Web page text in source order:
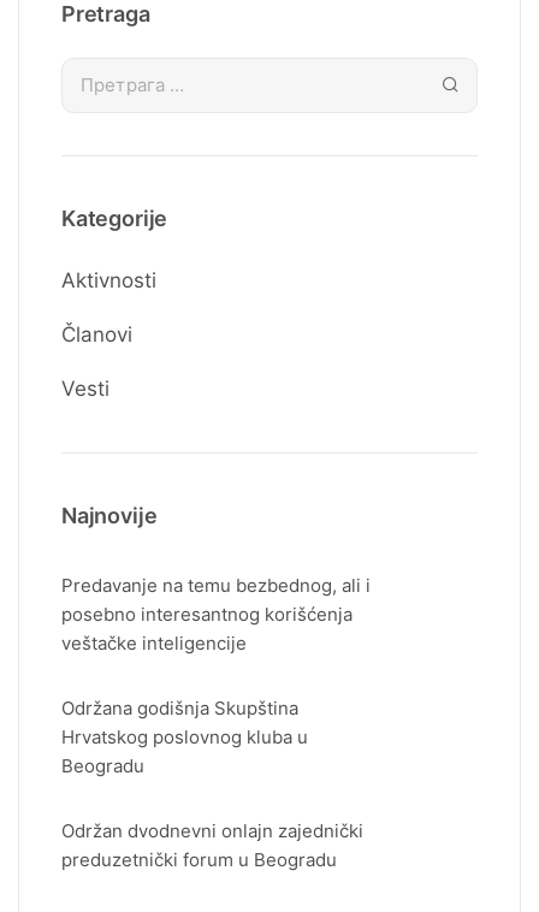
Pretraga
Kategorije
Aktivnosti
Članovi
Vesti
Najnovije
Predavanje na temu bezbednog, ali i
posebno interesantnog korišćenja
veštačke inteligencije
Održana godišnja Skupština
Hrvatskog poslovnog kluba u
Beogradu
Održan dvodnevni onlajn zajednički
preduzetnički forum u Beogradu